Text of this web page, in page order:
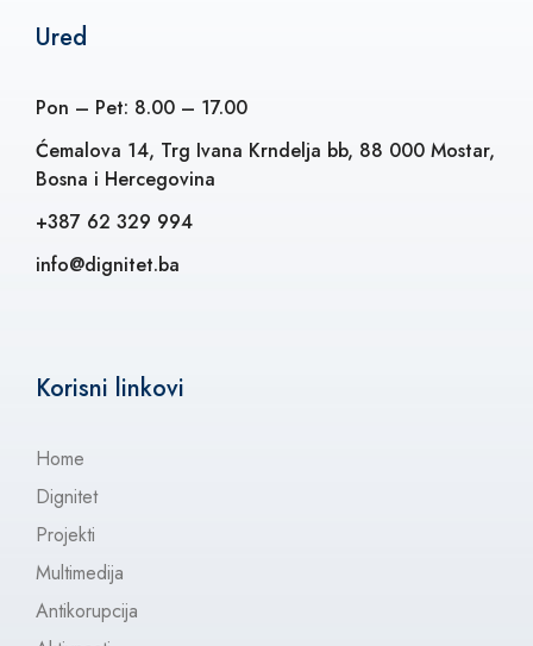
Ured
Pon – Pet: 8.00 – 17.00
Ćemalova 14, Trg Ivana Krndelja bb, 88 000 Mostar,
Bosna i Hercegovina
+387 62 329 994
info@dignitet.ba
Korisni linkovi
Home
Dignitet
Projekti
Multimedija
Antikorupcija